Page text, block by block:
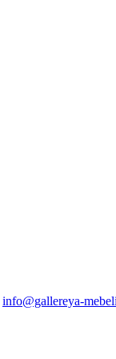
info@gallereya-